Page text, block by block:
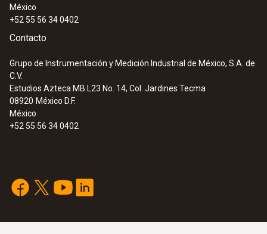
México
+52 55 56 34 0402
Contacto
Grupo de Instrumentación y Medición Industrial de México, S.A. de
C.V.
Estudios Azteca MB L23 No. 14, Col. Jardines Tecma
08920 México D.F.
México
+52 55 56 34 0402